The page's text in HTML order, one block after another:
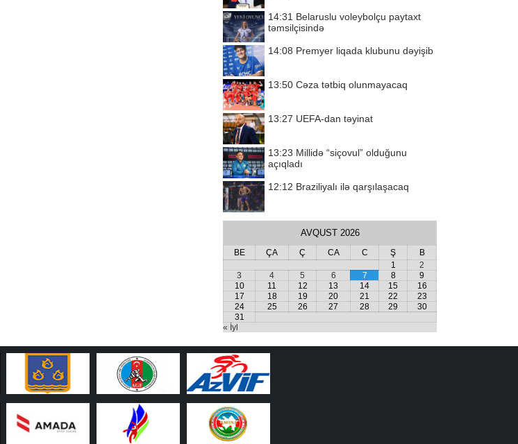
14:31 Belaruslu voleybolçu paytaxt
təmsilçisində
14:08 Premyer liqada klubunu dəyişib
13:50 Cəza tətbiq olunmayacaq
13:27 UEFA-dan təyinat
13:23 Millidə “siçovul” olduğunu
açıqladı
12:12 Braziliyalı ilə qarşılaşacaq
AVQUST 2026
BE ÇA Ç CA C Ş
B
1
2
3
4 5 6 7 8
9
10
11 12 13 14 15
16
17
18 19 20 21 22
23
24
25 26 27 28 29
30
31
« İyl